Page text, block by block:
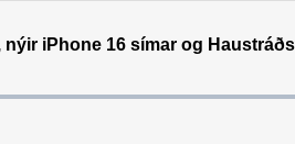
iPhone 16 símar og